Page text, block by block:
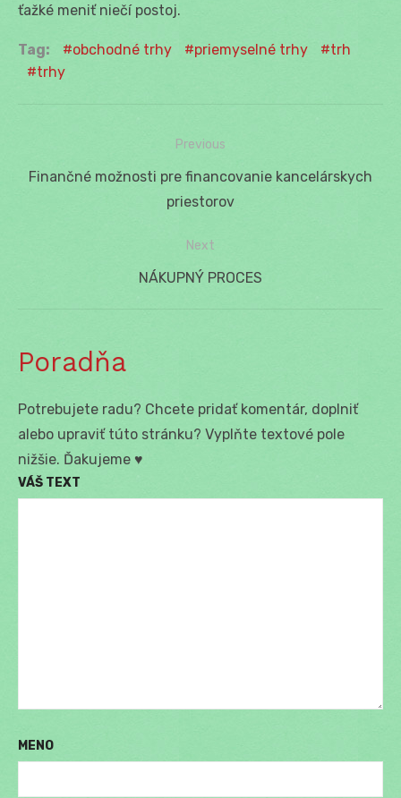
ťažké meniť niečí postoj.
Tag: obchodné trhy priemyselné trhy
trh
trhy
Navigácia
Previous
Previous
Finančné možnosti pre financovanie kancelárskych
priestorov
Next
Next
NÁKUPNÝ PROCES
Poradňa
Potrebujete radu? Chcete pridať komentár, doplniť
alebo upraviť túto stránku? Vyplňte textové pole
nižšie. Ďakujeme ♥
VÁŠ TEXT
MENO